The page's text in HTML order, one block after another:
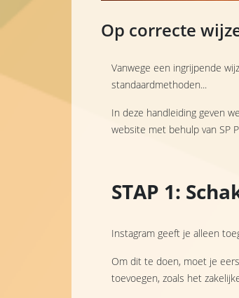
Op correcte
Vanwege een ingrijpende
standaardmethoden...
In deze handleiding geven
website met behulp van SP
STAP 1:
Instagram geeft je alleen
Om dit te doen, moet je
toevoegen, zoals het